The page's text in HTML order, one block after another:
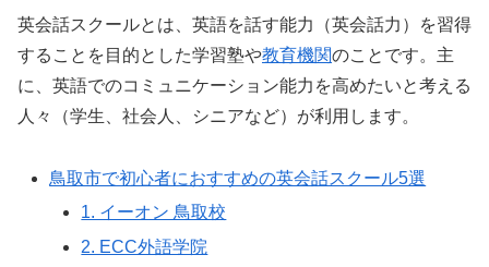
英会話スクールとは、英語を話す能力（英会話力）を習得
することを目的とした学習塾や教育機関のことです。主
に、英語でのコミュニケーション能力を高めたいと考える
人々（学生、社会人、シニアなど）が利用します。
鳥取市で初心者におすすめの英会話スクール5選
1. イーオン 鳥取校
2. ECC外語学院